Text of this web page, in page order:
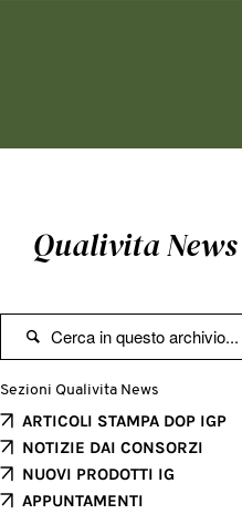
Qualivita News

Sezioni Qualivita News
ARTICOLI STAMPA DOP IGP
NOTIZIE DAI CONSORZI
NUOVI PRODOTTI IG
APPUNTAMENTI